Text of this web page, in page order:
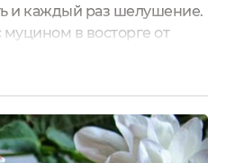
и каждый раз шелушение.
в восторге от
Заказываю второй .
у него и он самый легкий
чувствуешь что лицо